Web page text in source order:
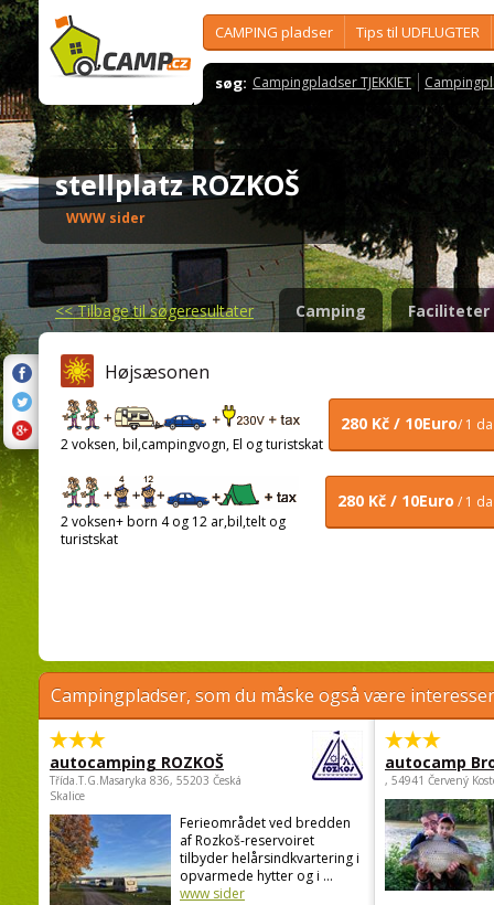
CAMPING pladser Tips til UDFLUGTER
søg: Campingpladser TJEKKIET
stellplatz ROZKOŠ
WWW sider
<<Tilbage til søgeresultater Camping Faciliteter
Højsæsonen
280 Kč / 10Euro/ 1
2 voksen, bil,campingvogn, El og turistskat
280 Kč / 10Euro / 1
2 voksen+ born 4 og 12 ar,bil,telt og
turistskat
Campingpladser, som du måske også være
autocamping ROZKOŠ
Třída.T.G.Masaryka 836, 55203 Česká
Skalice
Ferieområdet ved bredden
af Rozkoš-reservoiret
tilbyder helårsindkvartering i
opvarmede hytter og i ...
www sider
autocamp
, 54941 Červený